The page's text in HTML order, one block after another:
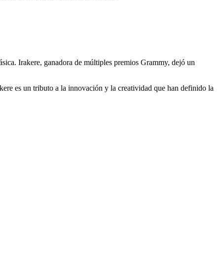
Irakere, ganadora de múltiples premios Grammy, dejó un
es un tributo a la innovación y la creatividad que han definido la